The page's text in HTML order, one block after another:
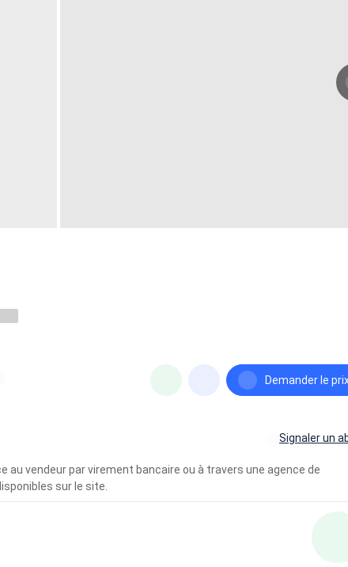
Demander le
Signaler un
au vendeur par virement bancaire ou à travers une agence de
sur le site.